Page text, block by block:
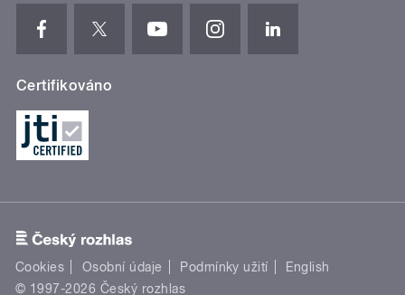
Certifikováno
Cookies Osobní údaje Podmínky užití
English
© 1997-2026 Český rozhlas